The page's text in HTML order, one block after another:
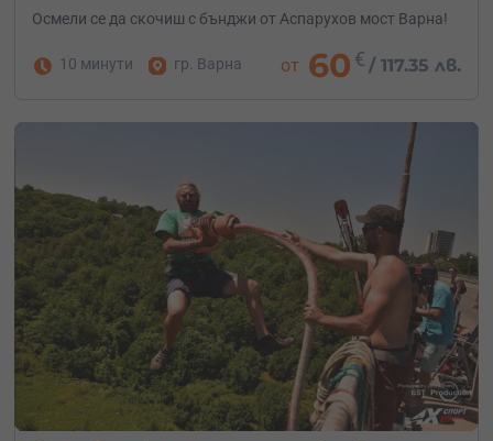
Осмели се да скочиш с бънджи от Аспарухов мост Варна!
10 минути гр. Варна от 60 € /117.35 лв.